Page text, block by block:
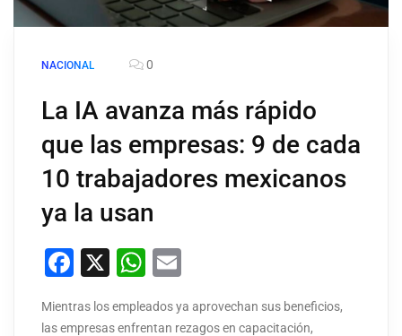
NACIONAL 0
La IA avanza más rápido
que las empresas: 9 de cada
10 trabajadores mexicanos
ya la usan
Facebook
X WhatsApp
Mientras los empleados ya aprovechan sus beneficios,
las empresas enfrentan rezagos en capacitación,